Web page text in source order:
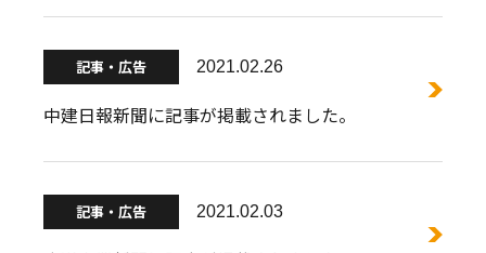
記事・広告 2021.02.26
中建日報新聞に記事が掲載されました。
記事・広告 2021.02.03